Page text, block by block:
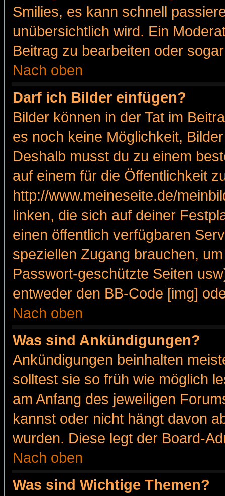
Smilies, es kann schnell
unübersichtlich wird. Ein
Beitrag zu bearbeiten oder
Nach oben
Darf ich Bilder einfügen?
Bilder können in der Tat im
es noch keine Möglichkeit,
Deshalb musst du zu einem
auf einem für die Öffentlichkeit
http://www.meineseite.de/
linken, die sich auf deiner
einen öffentlich verfügbaren
speziellen Zugang brauchen,
Passwort-geschützte Seiten
entweder den BB-Code [img]
Nach oben
Was sind Ankündigungen?
Ankündigungen beinhalten
solltest sie so früh wie möglich
am Anfang des jeweiligen
kannst oder nicht hängt davon
wurden. Diese legt der Board-
Nach oben
Was sind Wichtige Themen?